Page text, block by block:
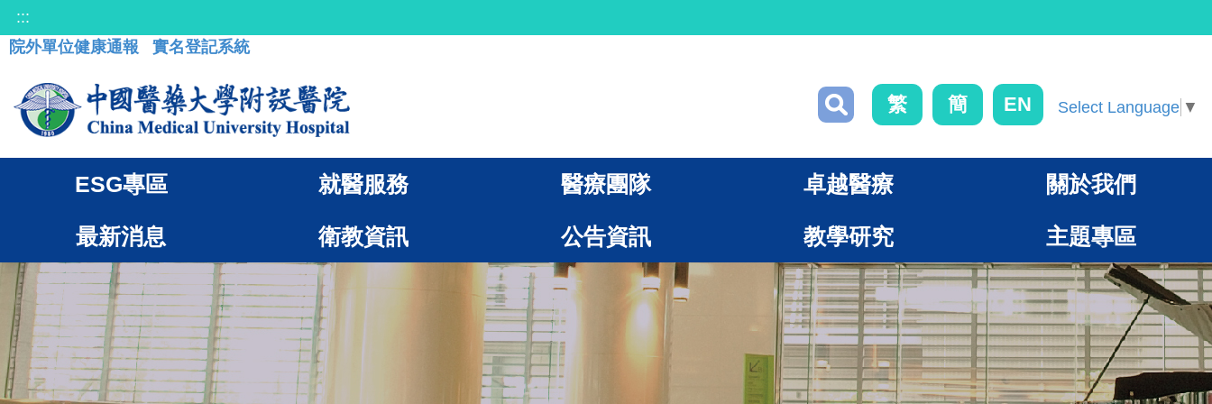
:::
院外單位健康通報
實名登記系統
繁 簡 EN Select Language ▼
ESG專區 就醫服務 醫療團隊 卓越醫療 關於我們
最新消息 衛教資訊 公告資訊 教學研究 主題專區